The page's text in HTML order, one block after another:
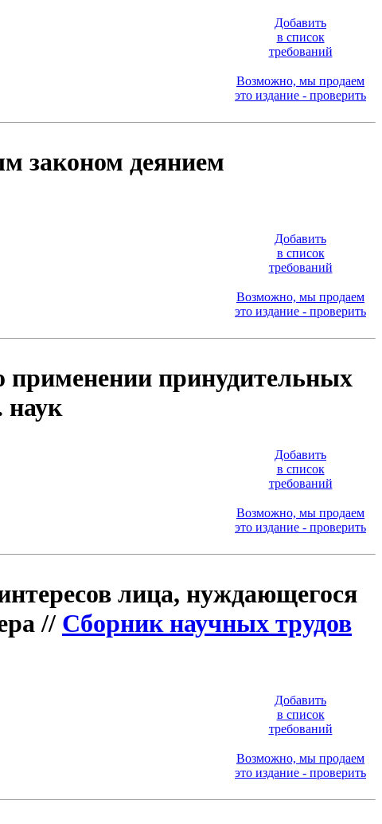
Добавить
в список
требований
Возможно, мы продаем
это издание - проверить
законом деянием
Добавить
в список
требований
Возможно, мы продаем
это издание - проверить
применении принудительных
наук
Добавить
в список
требований
Возможно, мы продаем
это издание - проверить
лица, нуждающегося
// Сборник научных трудов
Добавить
в список
требований
Возможно, мы продаем
это издание - проверить